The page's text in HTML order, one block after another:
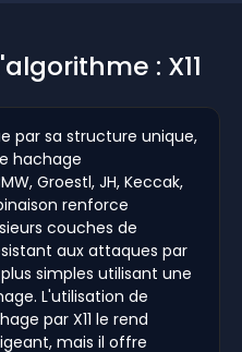
: X11
par sa structure unique,
hachage
Groestl, JH, Keccak,
renforce
couches de
aux attaques par
simples utilisant une
L'utilisation de
par X11 le rend
mais il offre